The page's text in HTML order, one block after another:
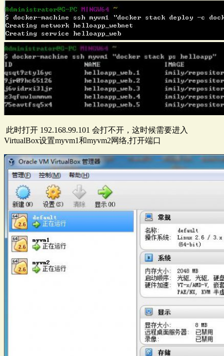
此时打开 192.168.99.101 会打不开，这时候需要进入
VirtualBox设置myvm1和myvm2网络,打开端口